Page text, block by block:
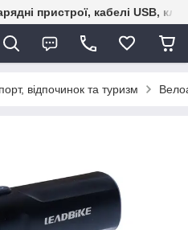
пристрої, кабелі USB,
відпочинок та туризм